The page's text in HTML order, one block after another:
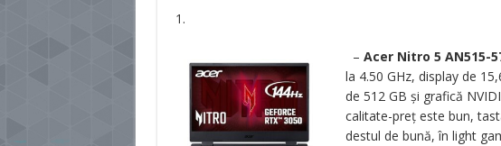
1.
– Acer Nitro 5 AN515-
la 4.50 GHz, display de
de 512 GB și grafică
calitate-preț este bun,
destul de bună, în light